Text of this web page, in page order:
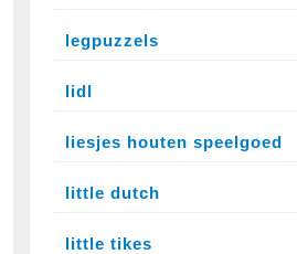
legpuzzels
lidl
liesjes houten speelgoed
little dutch
little tikes